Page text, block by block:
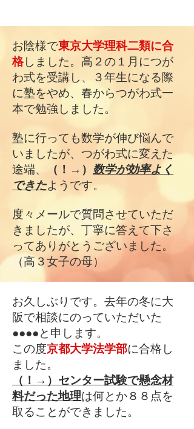
お陰様で東京大学理科二類に合
格しました。高２の１月につが
わ式を受講し、３年生になる際
に塾をやめ、春からつがわ式一
本で勉強しました。
塾に行っても数学が伸び悩んで
いましたが、つがわ式に変えた
途端、
（！→） 数学が効率よく
できたようです。
度々メールで質問させていただ
きましたが、丁寧に答えて下さ
ってありがとうございました。
（高３女子の母）
お久しぶりです。去年の冬に大
阪で相談にのっていただいた
●●●●と申します。
この度京都大学法学部に合格し
ました。
（！→）センター試験で懸念材
料だった地理は何とか８８点を
取ることができました。